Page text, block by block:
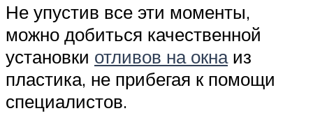
Не упустив все эти моменты,
можно добиться качественной
установки отливов на окнаиз
пластика, не прибегая к помощи
специалистов.